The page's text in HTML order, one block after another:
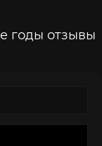
годы отзывы